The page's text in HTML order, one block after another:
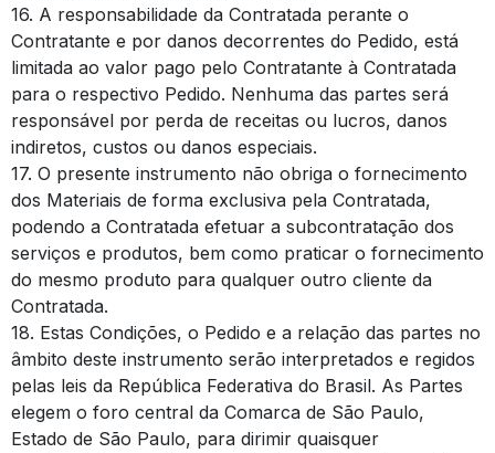
16. A responsabilidade da Contratada perante o
Contratante e por danos decorrentes do Pedido, está
limitada ao valor pago pelo Contratante à Contratada
para o respectivo Pedido. Nenhuma das partes será
responsável por perda de receitas ou lucros, danos
indiretos, custos ou danos especiais.
17. O presente instrumento não obriga o fornecimento
dos Materiais de forma exclusiva pela Contratada,
podendo a Contratada efetuar a subcontratação dos
serviços e produtos, bem como praticar o fornecimento
do mesmo produto para qualquer outro cliente da
Contratada.
18. Estas Condições, o Pedido e a relação das partes no
âmbito deste instrumento serão interpretados e regidos
pelas leis da República Federativa do Brasil. As Partes
elegem o foro central da Comarca de São Paulo,
Estado de São Paulo, para dirimir quaisquer